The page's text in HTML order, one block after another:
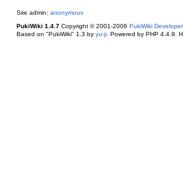
Site admin: anonymous
PukiWiki 1.4.7Copyright © 2001-2006 PukiWiki
Based on "PukiWiki" 1.3 by yu-ji. Powered by PHP 4.4.9.